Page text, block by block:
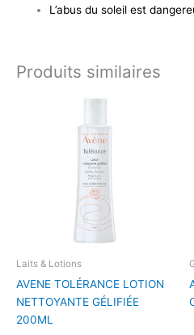
L’abus du soleil est
Produits similaires
Laits & Lotions
AVENE TOLÉRANCE LOTION
NETTOYANTE GÉLIFIÉE
200ML